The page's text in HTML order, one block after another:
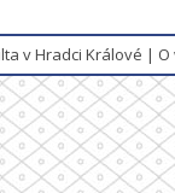
v Hradci Králové |